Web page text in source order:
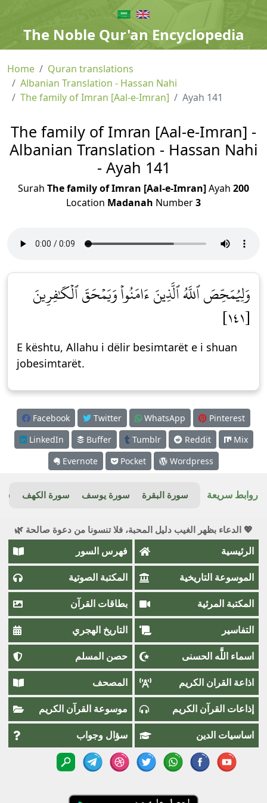
The Noble Qur'an Encyclopedia
Home
Quran translations
Albanian Translation - Hassan Nahi
The family of Imran [Aal-e-Imran]
Ayah 141
The family of Imran [Aal-e-Imran] -
Albanian Translation - Hassan Nahi
- Ayah 141
Surah The family of Imran [Aal-e-Imran]Ayah 200
Location Madanah Number3
وَلِيُمَحِّصَ ٱللَّهُ ٱلَّذِينَ ءَامَنُواْ وَيَمۡحَقَ ٱلۡكَٰفِرِينَ
[١٤١]
E kështu, Allahu i dëlir besimtarët e i shuan
jobesimtarët.
Facebook Twitter WhatsApp
Pinterest
LinkedIn
Buffer Tumblr Reddit
Mix
Evernote
Pocket Wordpress
روابط سريعة سورة البقرة سورة يوسف سورة الكهف
💖 الدعاء بظهر الغيب دليل المحبة، فلا تنسونا من دعوة صالحة 🌿
الرئيسية فهرس السور
الموسوعة التاريخية المكتبة الصوتية
المكتبة المرئية بطاقات القرآن
التفاسير التاريخ الهجري
اسماء اللَّٰه الحسنى حصن المسلم
اذاعة القران الكريم المصحف
إذاعات القرآن الكريم موسوعة القرآن الكريم
اساسيات الدين سؤال وجواب